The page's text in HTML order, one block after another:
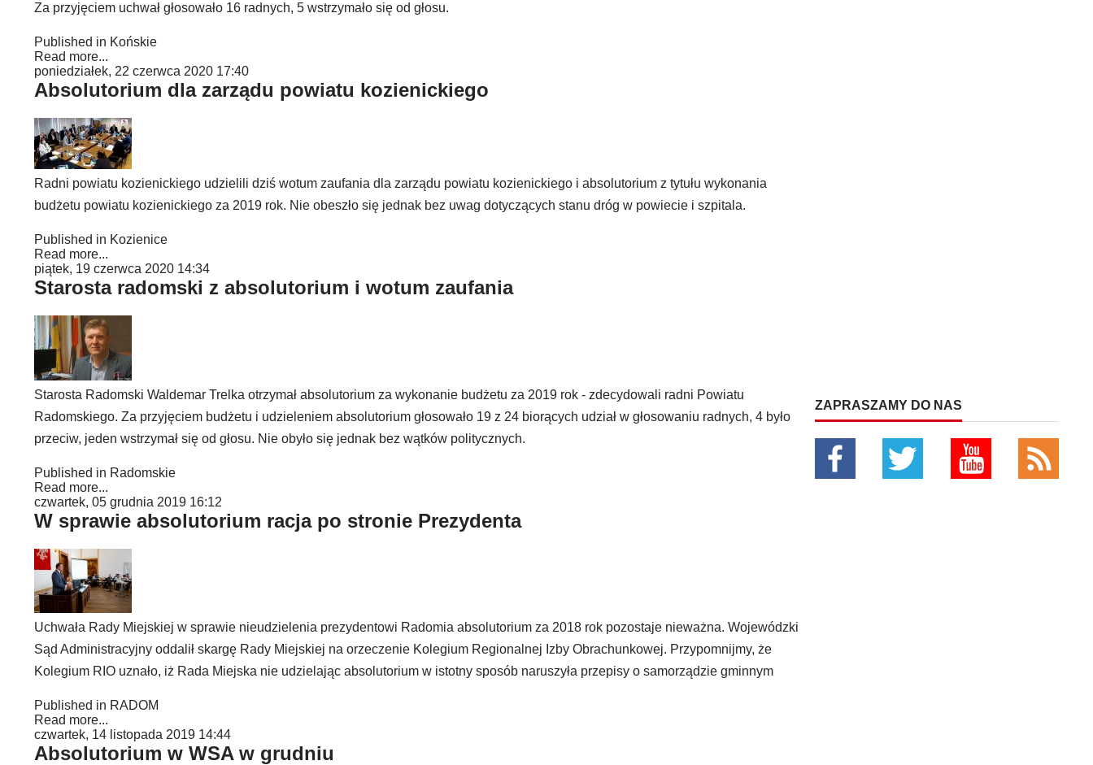
Za przyjęciem uchwał głosowało 16 radnych, 5 wstrzymało się od głosu.
Published in Końskie
Read more...
poniedziałek, 22 czerwca 2020 17:40
Absolutorium dla zarządu powiatu kozienickiego
Radni powiatu kozienickiego udzielili dziś wotum zaufania dla zarządu powiatu kozienickiego i absolutorium z tytułu wykonania
budżetu powiatu kozienickiego za 2019 rok. Nie obeszło się jednak bez uwag dotyczących stanu dróg w powiecie i szpitala.
Published in Kozienice
Read more...
piątek, 19 czerwca 2020 14:34
Starosta radomski z absolutorium i wotum zaufania
Starosta Radomski Waldemar Trelka otrzymał absolutorium za wykonanie budżetu za 2019 rok - zdecydowali radni Powiatu
Radomskiego. Za przyjęciem budżetu i udzieleniem absolutorium głosowało 19 z 24 biorących udział w głosowaniu radnych, 4 było
przeciw, jeden wstrzymał się od głosu. Nie obyło się jednak bez wątków politycznych.
Published in Radomskie
Read more...
czwartek, 05 grudnia 2019 16:12
W sprawie absolutorium racja po stronie Prezydenta
Uchwała Rady Miejskiej w sprawie nieudzielenia prezydentowi Radomia absolutorium za 2018 rok pozostaje nieważna. Wojewódzki
Sąd Administracyjny oddalił skargę Rady Miejskiej na orzeczenie Kolegium Regionalnej Izby Obrachunkowej. Przypomnijmy, że
Kolegium RIO uznało, iż Rada Miejska nie udzielając absolutorium w istotny sposób naruszyła przepisy o samorządzie gminnym
Published in RADOM
Read more...
czwartek, 14 listopada 2019 14:44
Absolutorium w WSA w grudniu
ZAPRASZAMY DO NAS